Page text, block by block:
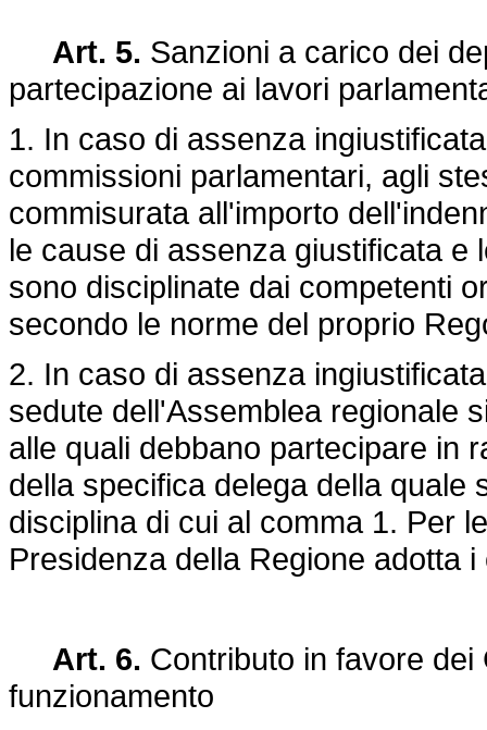
Art. 5. Sanzioni a carico dei
partecipazione ai lavori
1. In caso di assenza
commissioni parlamentari, agli
commisurata all'importo
le cause di assenza giustificata e
sono disciplinate dai competenti
secondo le norme del proprio
2. In caso di assenza
sedute dell'Assemblea regionale
alle quali debbano partecipare in
della specifica delega della quale
disciplina di cui al comma 1. Per
Presidenza della Regione adotta
Art. 6. Contributo in favore
funzionamento